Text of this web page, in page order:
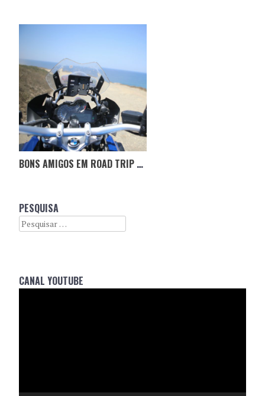
BONS AMIGOS EM ROAD TRIP PELA COSTA PORTUGUESA
PESQUISA
Search
CANAL YOUTUBE